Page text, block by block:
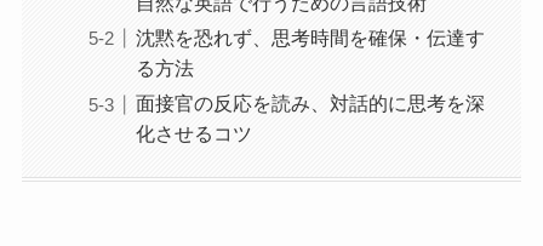
沈黙を恐れず、思考時間を確保・伝達す
る方法
面接官の反応を読み、対話的に思考を深
化させるコツ